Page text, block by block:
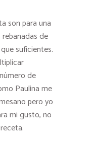
son para una
de
suficientes.
de
Paulina me
pero yo
mi gusto, no